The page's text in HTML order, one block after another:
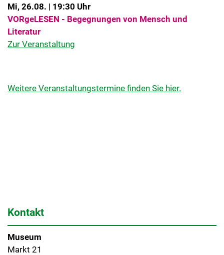
Mi, 26.08. | 19:30 Uhr
VORgeLESEN - Begegnungen von Mensch und
Literatur
Zur Veranstaltung
Weitere Veranstaltungstermine finden Sie hier.
Kontakt
Museum
Markt 21